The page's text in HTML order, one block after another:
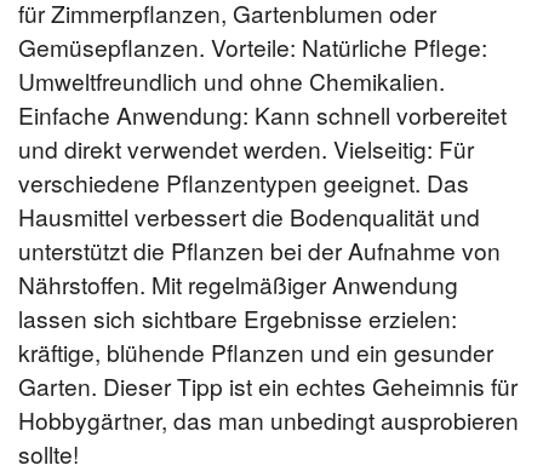
für Zimmerpflanzen, Gartenblumen oder
Gemüsepflanzen. Vorteile: Natürliche Pflege:
Umweltfreundlich und ohne Chemikalien.
Einfache Anwendung: Kann schnell vorbereitet
und direkt verwendet werden. Vielseitig: Für
verschiedene Pflanzentypen geeignet. Das
Hausmittel verbessert die Bodenqualität und
unterstützt die Pflanzen bei der Aufnahme von
Nährstoffen. Mit regelmäßiger Anwendung
lassen sich sichtbare Ergebnisse erzielen:
kräftige, blühende Pflanzen und ein gesunder
Garten. Dieser Tipp ist ein echtes Geheimnis für
Hobbygärtner, das man unbedingt ausprobieren
sollte!